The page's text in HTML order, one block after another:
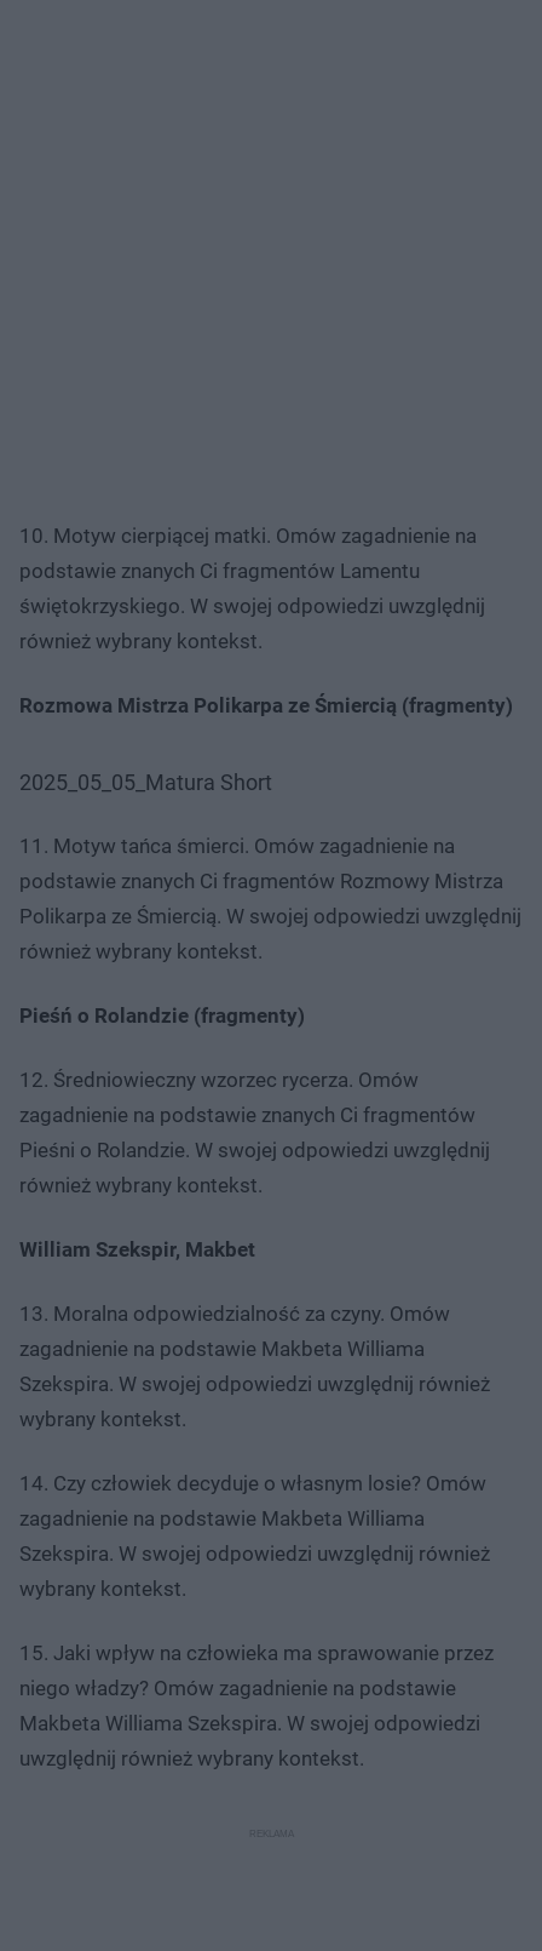
10. Motyw cierpiącej matki. Omów zagadnienie na
podstawie znanych Ci fragmentów Lamentu
świętokrzyskiego. W swojej odpowiedzi uwzględnij
również wybrany kontekst.
Rozmowa Mistrza Polikarpa ze Śmiercią (fragmenty)
2025_05_05_Matura Short
11. Motyw tańca śmierci. Omów zagadnienie na
podstawie znanych Ci fragmentów Rozmowy Mistrza
Polikarpa ze Śmiercią. W swojej odpowiedzi uwzględnij
również wybrany kontekst.
Pieśń o Rolandzie (fragmenty)
12. Średniowieczny wzorzec rycerza. Omów
zagadnienie na podstawie znanych Ci fragmentów
Pieśni o Rolandzie. W swojej odpowiedzi uwzględnij
również wybrany kontekst.
William Szekspir, Makbet
13. Moralna odpowiedzialność za czyny. Omów
zagadnienie na podstawie Makbeta Williama
Szekspira. W swojej odpowiedzi uwzględnij również
wybrany kontekst.
14. Czy człowiek decyduje o własnym losie? Omów
zagadnienie na podstawie Makbeta Williama
Szekspira. W swojej odpowiedzi uwzględnij również
wybrany kontekst.
15. Jaki wpływ na człowieka ma sprawowanie przez
niego władzy? Omów zagadnienie na podstawie
Makbeta Williama Szekspira. W swojej odpowiedzi
uwzględnij również wybrany kontekst.